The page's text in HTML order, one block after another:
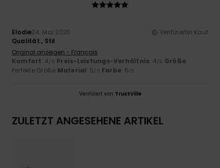
Elodie24. Mai 2026
Verifizierter Kauf
Qualität , Stil
Original anzeigen - Français
Komfort: 4/5 Preis-Leistungs-Verhältnis: 4/5 Größe:
Perfekte Größe Material: 5/5 Farbe: 5/5
Verifiziert von TrustVille
ZULETZT ANGESEHENE ARTIKEL